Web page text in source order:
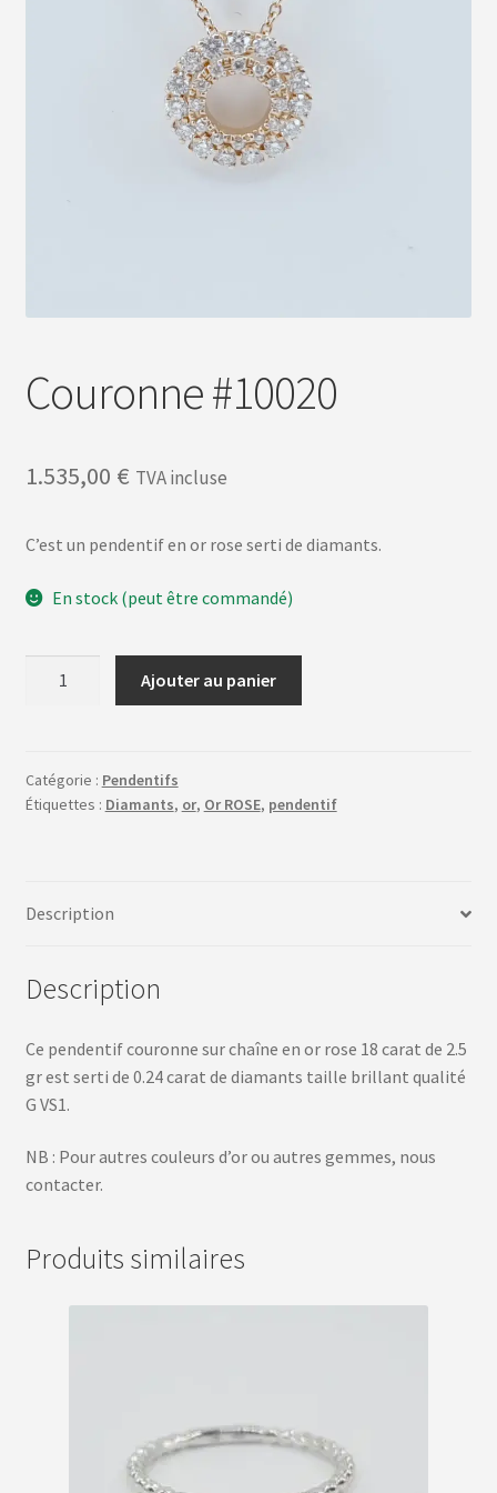
Couronne #10020
1.535,00 € TVA incluse
C’est un pendentif en or rose serti de diamants.
En stock (peut être commandé)
Ajouter au panier
Catégorie : Pendentifs
Étiquettes : Diamants, or, Or ROSE, pendentif
Description
Description
Ce pendentif couronne sur chaîne en or rose 18 carat de 2.5
gr est serti de 0.24 carat de diamants taille brillant qualité
G VS1.
NB : Pour autres couleurs d’or ou autres gemmes, nous
contacter.
Produits similaires